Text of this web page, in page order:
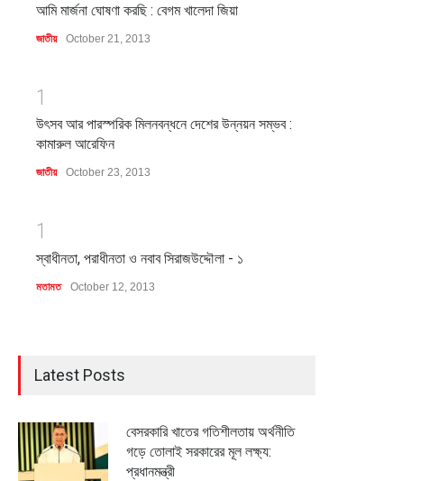
আমি মার্জনা ঘোষণা করছি : বেগম খালেদা জিয়া
জাতীয় October 21, 2013
1
উৎসব আর পারস্পরিক মিলনবন্ধনে দেশের উন্নয়ন সম্ভব :
কামারুল আরেফিন
জাতীয় October 23, 2013
1
স্বাধীনতা, পরাধীনতা ও নবাব সিরাজউদ্দৌলা - ১
মতামত October 12, 2013
Latest Posts
বেসরকারি খাতের গতিশীলতায় অর্থনীতি
গড়ে তোলাই সরকারের মূল লক্ষ্য:
প্রধানমন্ত্রী